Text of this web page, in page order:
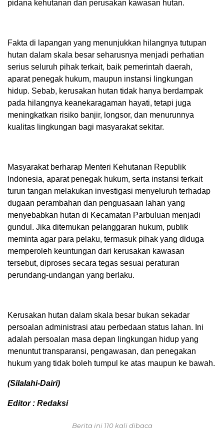
pidana kehutanan dan perusakan kawasan hutan.
Fakta di lapangan yang menunjukkan hilangnya tutupan
hutan dalam skala besar seharusnya menjadi perhatian
serius seluruh pihak terkait, baik pemerintah daerah,
aparat penegak hukum, maupun instansi lingkungan
hidup. Sebab, kerusakan hutan tidak hanya berdampak
pada hilangnya keanekaragaman hayati, tetapi juga
meningkatkan risiko banjir, longsor, dan menurunnya
kualitas lingkungan bagi masyarakat sekitar.
Masyarakat berharap Menteri Kehutanan Republik
Indonesia, aparat penegak hukum, serta instansi terkait
turun tangan melakukan investigasi menyeluruh terhadap
dugaan perambahan dan penguasaan lahan yang
menyebabkan hutan di Kecamatan Parbuluan menjadi
gundul. Jika ditemukan pelanggaran hukum, publik
meminta agar para pelaku, termasuk pihak yang diduga
memperoleh keuntungan dari kerusakan kawasan
tersebut, diproses secara tegas sesuai peraturan
perundang-undangan yang berlaku.
Kerusakan hutan dalam skala besar bukan sekadar
persoalan administrasi atau perbedaan status lahan. Ini
adalah persoalan masa depan lingkungan hidup yang
menuntut transparansi, pengawasan, dan penegakan
hukum yang tidak boleh tumpul ke atas maupun ke bawah.
(Silalahi-Dairi)
Editor : Redaksi
Berita ini 110 kali dibaca